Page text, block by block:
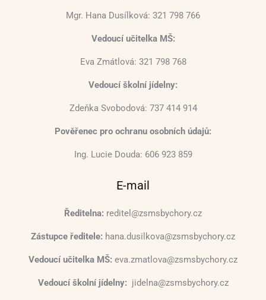
Mgr. Hana Dusílková: 321 798 766
Vedoucí učitelka MŠ:
Eva Zmátlová: 321 798 768
Vedoucí školní jídelny:
Zdeňka Svobodová: 737 414 914
Pověřenec pro ochranu osobních údajů:
Ing. Lucie Douda: 606 923 859
E-mail
Ředitelna: reditel@zsmsbychory.cz
Zástupce ředitele: hana.dusilkova@zsmsbychory.cz
Vedoucí učitelka MŠ: eva.zmatlova@zsmsbychory.cz
Vedoucí školní jídelny: jidelna@zsmsbychory.cz